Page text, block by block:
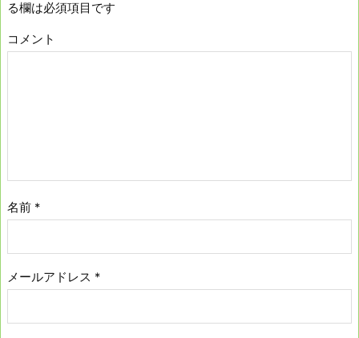
る欄は必須項目です
コメント
名前 *
メールアドレス *